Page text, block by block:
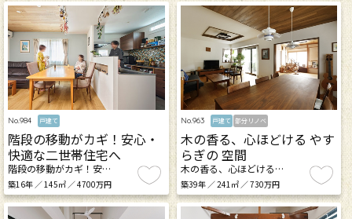
No.984 戸建て
階段の移動がカギ！安心・
快適な二世帯住宅へ
階段の移動がカギ！安…
築16年 ／ 145㎡ ／ 4700万円
No.963 戸建て 部分リノベ
木の香る、心ほどける やす
らぎの 空間
木の香る、心ほどける…
築39年 ／ 241㎡ ／ 730万円